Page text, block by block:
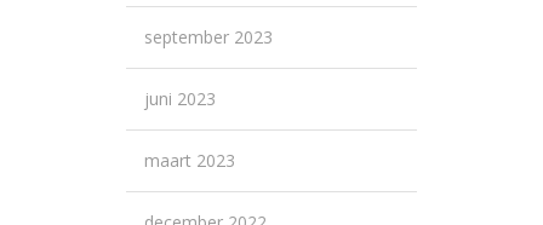
september 2023
juni 2023
maart 2023